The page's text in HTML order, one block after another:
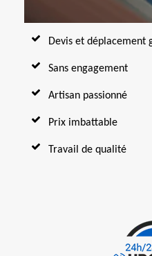
Devis et déplacement
Sans engagement
Artisan passionné
Prix imbattable
Travail de qualité